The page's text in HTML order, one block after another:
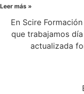
Leer más »
En Scire
que trabajamos
actualizada